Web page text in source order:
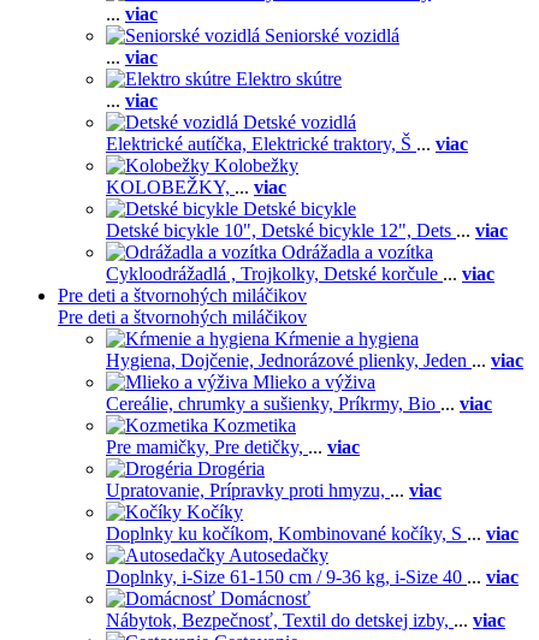
... viac
Seniorské vozidlá
... viac
Elektro skútre
... viac
Detské vozidlá
Elektrické autíčka, Elektrické traktory, Š ... viac
Kolobežky
KOLOBEŽKY, ... viac
Detské bicykle
Detské bicykle 10", Detské bicykle 12", Dets ... viac
Odrážadla a vozítka
Cykloodrážadlá , Trojkolky, Detské korčule ... viac
Pre deti a štvornohých miláčikov
Pre deti a štvornohých miláčikov
Kŕmenie a hygiena
Hygiena, Dojčenie, Jednorázové plienky, Jeden ... viac
Mlieko a výživa
Cereálie, chrumky a sušienky, Príkrmy, Bio ... viac
Kozmetika
Pre mamičky, Pre detičky, ... viac
Drogéria
Upratovanie, Prípravky proti hmyzu, ... viac
Kočíky
Doplnky ku kočíkom, Kombinované kočíky, S ... viac
Autosedačky
Doplnky, i-Size 61-150 cm / 9-36 kg, i-Size 40 ... viac
Domácnosť
Nábytok, Bezpečnosť, Textil do detskej izby, ... viac